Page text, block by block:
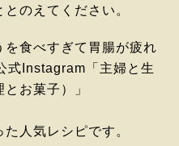
のえてください。
を食べすぎて胃腸が疲れ
式Instagram「主婦と生
お菓子）」
人気レシピです。